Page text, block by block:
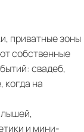
приватные зоны
собственные
свадеб,
, когда на
и мини-